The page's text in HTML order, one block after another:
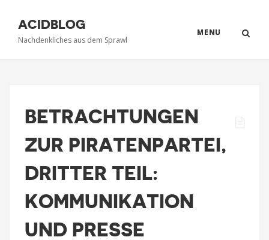
MENU
ACIDBLOG
Nachdenkliches aus dem Sprawl
BETRACHTUNGEN
ZUR PIRATENPARTEI,
DRITTER TEIL:
KOMMUNIKATION
UND PRESSE